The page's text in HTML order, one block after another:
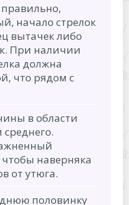
правильно,
начало стрелок
вытачек либо
При наличии
должна
что рядом с
в области
наверняка
от утюга.
половинку